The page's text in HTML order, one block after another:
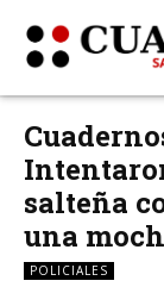
salteña
una
POLICIALES